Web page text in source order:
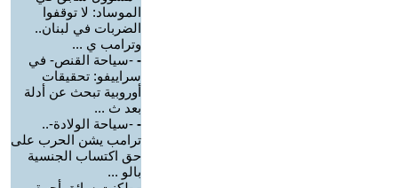
الموساد: لا توقفوا
الضربات في لبنان..
وترامب ي ...
- -سياحة القنص- في
سراييفو: تحقيقات
أوروبية تبحث عن أدلة
بعد ث ...
- -سياحة الولادة-..
ترامب يشن الحرب على
حق اكتساب الجنسية
بالو ...